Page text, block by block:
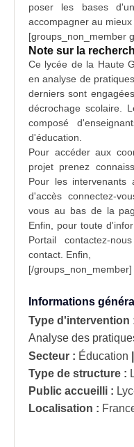
poser les bases
accompagner au mieux
[groups_non_member
Note sur la
Ce lycée de la Haute
en analyse de
derniers sont
décrochage scolaire.
composé
d'éducation.
Pour accéder aux
projet prenez
Pour les intervenants
d'accès connectez-
vous au bas de la
Enfin, pour toute
Portail contactez-
contact . Enfin,
[/groups_non_member]
Informations
Type d'intervention
Analyse des
Secteur : Éducation
Type de structure :
Public accueilli :
Localisation :